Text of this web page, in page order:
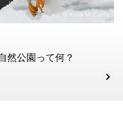
© Kevin McCarthy
然公園って何？